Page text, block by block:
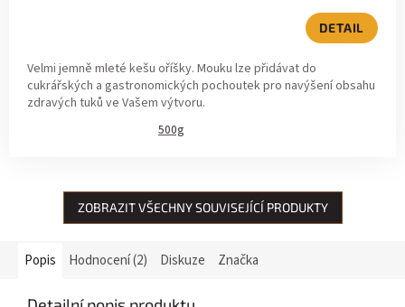
DETAIL
Velmi jemně mleté kešu oříšky. Mouku lze přidávat do
cukrářských a gastronomických pochoutek pro navýšení obsahu
zdravých tuků ve Vašem výtvoru.
500g
ZOBRAZIT VŠECHNY SOUVISEJÍCÍ PRODUKTY
Popis Hodnocení (2) Diskuze Značka